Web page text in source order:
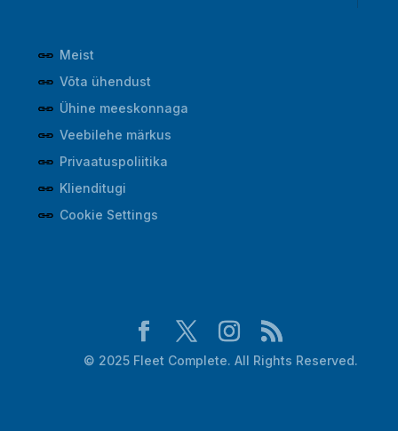
Meist
Võta ühendust
Ühine meeskonnaga
Veebilehe märkus
Privaatuspoliitika
Klienditugi
Cookie Settings
© 2025 Fleet Complete. All Rights Reserved.